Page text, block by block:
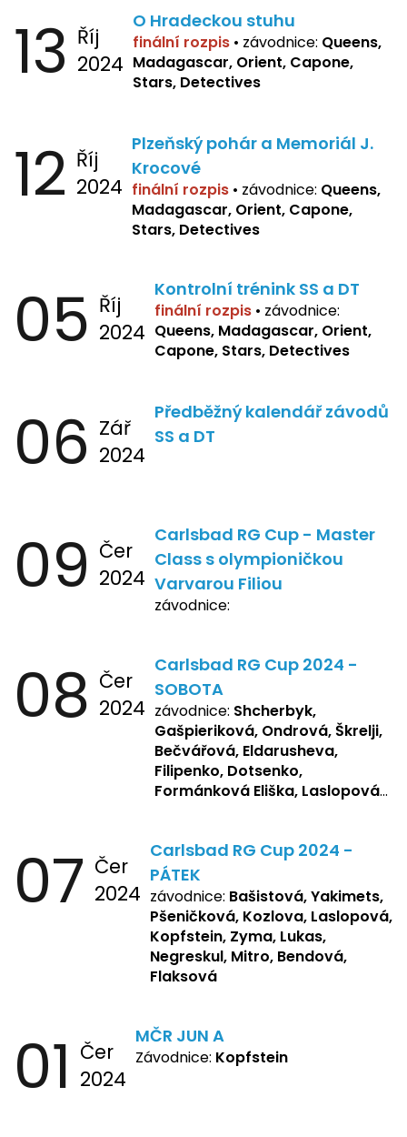
13 Říj
2024
O Hradeckou stuhu
finální rozpis • závodnice: Queens,
Madagascar, Orient, Capone,
Stars, Detectives
12 Říj
2024
Plzeňský pohár a Memoriál J.
Krocové
finální rozpis • závodnice: Queens,
Madagascar, Orient, Capone,
Stars, Detectives
05 Říj
2024
Kontrolní trénink SS a DT
finální rozpis • závodnice:
Queens, Madagascar, Orient,
Capone, Stars, Detectives
06 Zář
2024
Předběžný kalendář závodů
SS a DT
09 Čer
2024
Carlsbad RG Cup - Master
Class s olympioničkou
Varvarou Filiou
závodnice:
08 Čer
2024
Carlsbad RG Cup 2024 -
SOBOTA
závodnice: Shcherbyk,
Gašpieriková, Ondrová, Škrelji,
Bečvářová, Eldarusheva,
Filipenko, Dotsenko,
Formánková Eliška, Laslopová
Žbánková, Bašistová Beáta,
Yakimets, Pšeničková Vanesa,
Kozlova Nelly, Laslopová B.,
Kopfstein, Lukas, Negreskul ,
Mitro, Bendová, Flaksová
07 Čer
2024
Carlsbad RG Cup 2024 -
PÁTEK
závodnice: Bašistová, Yakimets,
Pšeničková, Kozlova, Laslopová,
Kopfstein, Zyma, Lukas,
Negreskul, Mitro, Bendová,
Flaksová
01 Čer
2024
MČR JUN A
Závodnice: Kopfstein